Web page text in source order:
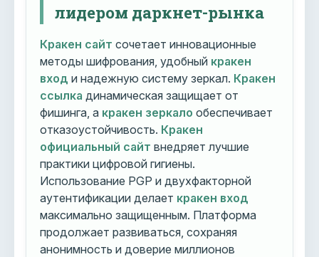
лидером даркнет-рынка
Кракен сайт сочетает инновационные
методы шифрования, удобный кракен
вход и надежную систему зеркал. Кракен
ссылка динамическая защищает от
фишинга, а кракен зеркало обеспечивает
отказоустойчивость. Кракен
официальный сайт внедряет лучшие
практики цифровой гигиены.
Использование PGP и двухфакторной
аутентификации делает кракен вход
максимально защищенным. Платформа
продолжает развиваться, сохраняя
анонимность и доверие миллионов